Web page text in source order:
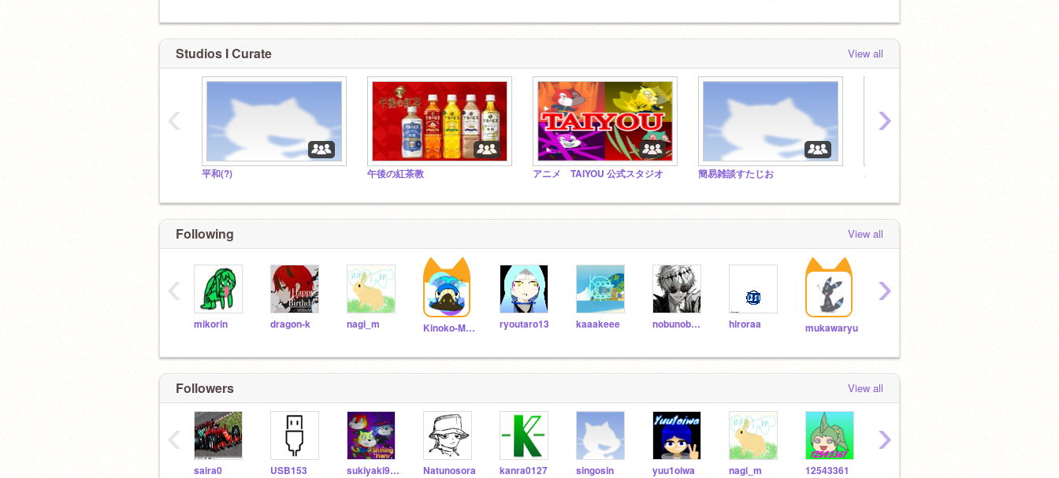
Studios I Curate View all
平和(?) 午後の紅茶教 アニメ TAIYOU 公式スタジオ 簡易雑談すたじお こおりおにスタジオ
‹ ›
Following View all
mikorin dragon-k nagi_m Kinoko-Mochi ryoutaro13 kaaakeee nobunobu-ru hiroraa mukawaryu
‹ ›
Followers View all
saira0 USB153 sukiyaki913 Natunosora kanra0127 singosin yuu1oiwa nagi_m 12543361
‹ ›